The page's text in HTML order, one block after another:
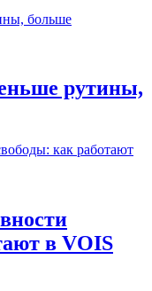
рутины,
в VOIS